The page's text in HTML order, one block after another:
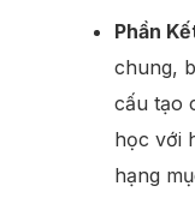
Phần
chung,
cấu tạo
học với
hạng